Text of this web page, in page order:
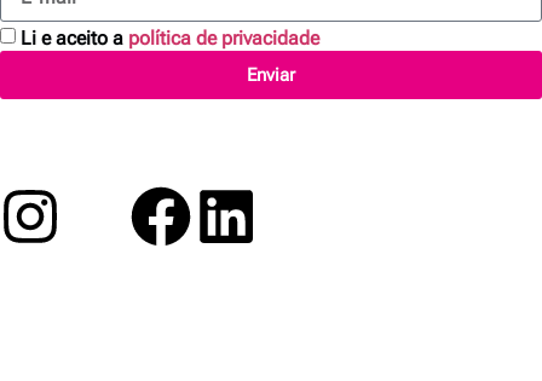
Li e aceito a política de privacidade
Enviar